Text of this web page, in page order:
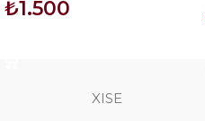
₺1.500
XISE